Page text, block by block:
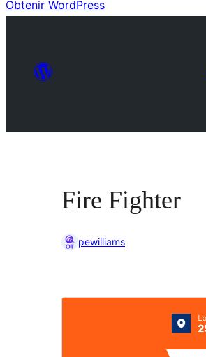
Obtenir WordPress
Fire Fighter
pewilliams